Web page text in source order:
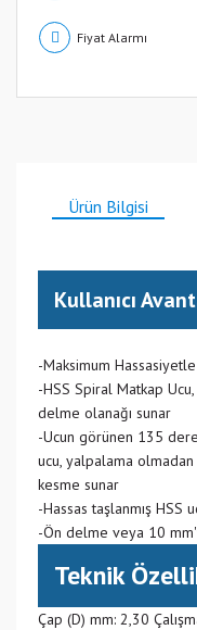
Fiyat Alarmı
Ürün Bilgisi
Kullanıcı
-Maksimum
-HSS Spiral Matkap
delme olanağı sunar
-Ucun görünen 135
ucu, yalpalama
kesme sunar
-Hassas taşlanmış HSS
-Ön delme veya 10
Teknik
Çap (D) mm: 2,30